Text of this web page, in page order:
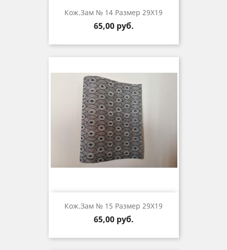
Кож.зам № 14 Размер 29Х19
Цена
65,00 руб.
Кож.зам № 15 Размер 29Х19
Цена
65,00 руб.